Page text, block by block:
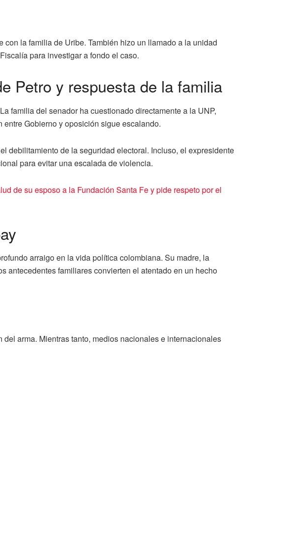
la familia de Uribe. También hizo un llamado a la unidad
para investigar a fondo el caso.
Petro y respuesta de la familia
familia del senador ha cuestionado directamente a la UNP,
entre Gobierno y oposición sigue escalando.
debilitamiento de la seguridad electoral. Incluso, el expresidente
para evitar una escalada de violencia.
de su esposo a la Fundación Santa Fe y pide respeto por el
arraigo en la vida política colombiana. Su madre, la
antecedentes familiares convierten el atentado en un hecho
arma. Mientras tanto, medios nacionales e internacionales